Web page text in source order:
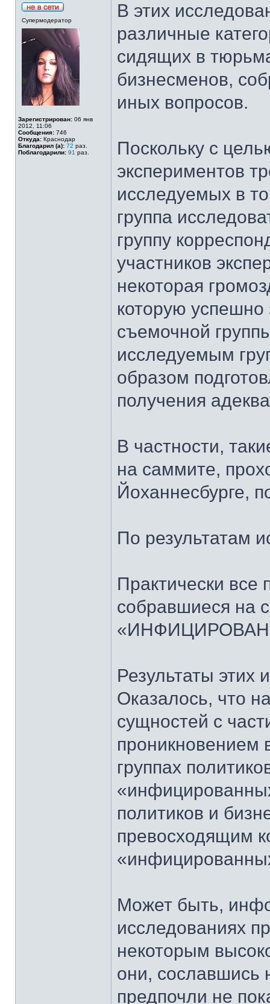
Супермодератор
Зарегистрирован: 06 янв
2012, 11:06
Сообщения: 746
Откуда: Краснодар
Благодарил (а): 72 раз.
Поблагодарили: 91 раз.
В этих
различные
сидящих в
бизнесменов,
иных вопросов.
Поскольку с
экспериментов
исследуемых в
группа
группу
участников
некоторая
которую
съемочной
исследуемым
образом
получения
В частности,
на саммите,
Йоханнесбурге,
По результатам
Практически все
собравшиеся на
Результаты этих
Оказалось, что
сущностей с
проникновением
группах
политиков и
превосходящим
Может быть,
исследованиях
некоторым
они, сославшись
предпочли не